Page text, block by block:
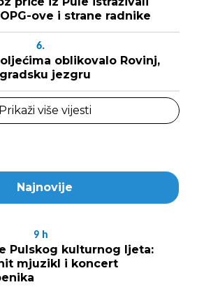
ove i strane radnike
6.
oblikovalo Rovinj,
jezgru
Prikaži više vijesti
Najnovije
9 h
Pulskog kulturnog ljeta:
mjuzikl i koncert